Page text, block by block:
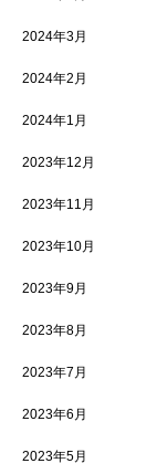
2024年3月
2024年2月
2024年1月
2023年12月
2023年11月
2023年10月
2023年9月
2023年8月
2023年7月
2023年6月
2023年5月